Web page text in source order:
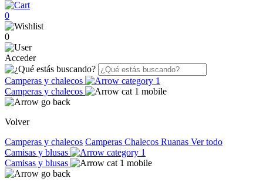
0
0
Acceder
Camperas y chalecos
Camperas y chalecos
Volver
Camperas y chalecos Camperas Chalecos Ruanas Ver todo
Camisas y blusas
Camisas y blusas